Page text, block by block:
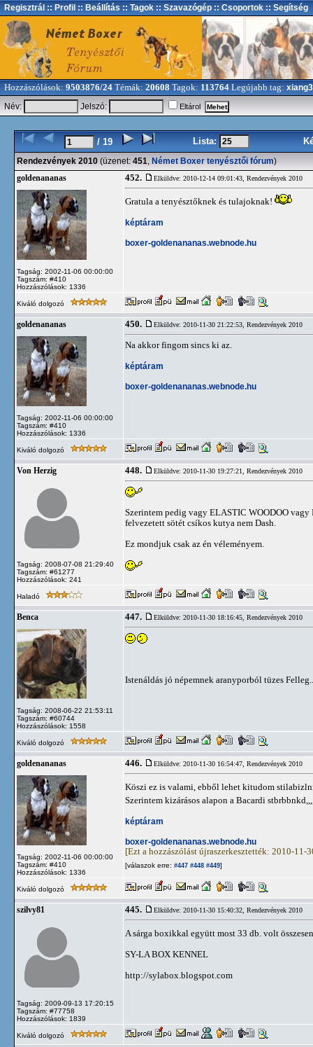
Regisztrál :: Profil :: Beállítás :: Tagok :: Szavazógép :: Csoportok :: Segítség
Hozzászólások: 9503876/24 Témák: 20608 Tagok: 113764 Legújabb tag:
Név:
Jelszó: Eltárol
/ 19 Lista:
Rendezvények 2010 (üzenet: 451, Német Boxer tenyésztői fórum)
goldenananas
Tagság: 2002-11-06 00:00:00
Tagszám: #410
Hozzászólások: 1336
452. Elküldve: 2010-12-14 09:01:43, Rendezvények 2010
Gratula a tenyésztőknek és tulajoknak!
képtáram
boxer-goldenananas.webnode.hu
Kiváló dolgozó
goldenananas
Tagság: 2002-11-06 00:00:00
Tagszám: #410
Hozzászólások: 1336
450. Elküldve: 2010-11-30 21:22:53, Rendezvények 2010
Na akkor fingom sincs ki az.
képtáram
boxer-goldenananas.webnode.hu
Kiváló dolgozó
Von Herzig
Tagság: 2008-07-08 21:29:40
Tagszám: #61277
Hozzászólások: 241
448. Elküldve: 2010-11-30 19:27:21, Rendezvények 2010
Szerintem pedig vagy ELASTIC WOODOO
felvezetett sötét csíkos kutya nem Dash.
Ez mondjuk csak az én véleményem.
Haladó
Benca
Tagság: 2008-06-22 21:53:11
Tagszám: #60744
Hozzászólások: 1558
447. Elküldve: 2010-11-30 18:16:45, Rendezvények 2010
Istenáldás jó népemnek aranyporból tüzes
Kiváló dolgozó
goldenananas
Tagság: 2002-11-06 00:00:00
Tagszám: #410
Hozzászólások: 1336
446. Elküldve: 2010-11-30 16:54:47, Rendezvények 2010
Köszi ez is valami, ebből lehet kitudom
Szerintem kizárásos alapon a Bacardi
képtáram
boxer-goldenananas.webnode.hu
[Ezt a hozzászólást újraszerkesztették: 2010-11-
[válaszok erre: #447 #448 #449]
Kiváló dolgozó
szilvy81
Tagság: 2009-09-13 17:20:15
Tagszám: #77758
Hozzászólások: 1839
445. Elküldve: 2010-11-30 15:40:32, Rendezvények 2010
A sárga boxikkal együtt most 33 db. volt
SY-LA BOX KENNEL
http://sylabox.blogspot.com
Kiváló dolgozó